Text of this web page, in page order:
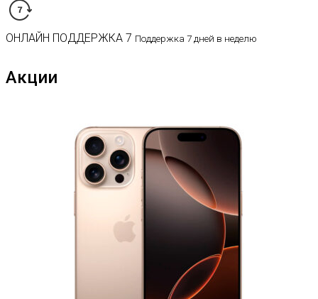
ОНЛАЙН ПОДДЕРЖКА 7 Поддержка 7 дней в неделю
Акции